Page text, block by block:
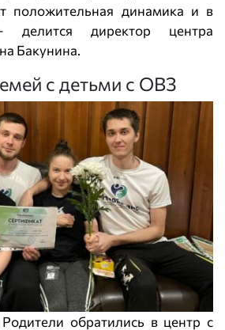
положительная динамика и в
делится директор центра
Бакунина.
с детьми с ОВЗ
обратились в центр с